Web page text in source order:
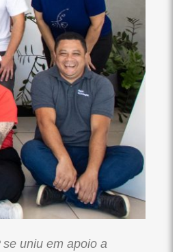
uniu em apoio a